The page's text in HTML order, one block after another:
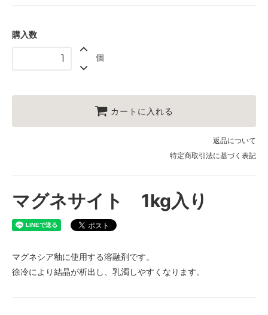
購入数
個
カートに入れる
返品について
特定商取引法に基づく表記
マグネサイト 1kg入り
マグネシア釉に使用する溶融剤です。
徐冷により結晶が析出し、乳濁しやすくなります。